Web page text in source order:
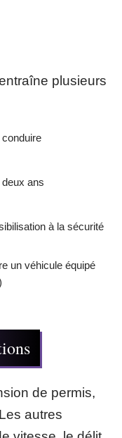
plusieurs
deux ans
à la sécurité
un véhicule équipé
de permis,
autres